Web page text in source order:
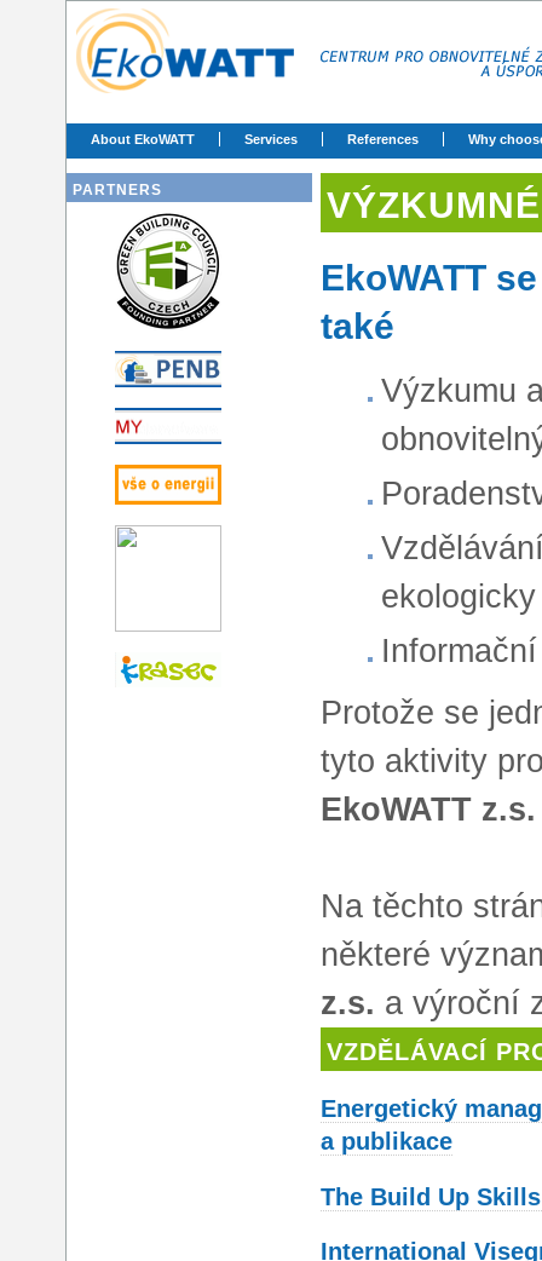
About EkoWATT Services References Why
PARTNERS
EkoWATT
také
Výzkumu
Protože se
tyto aktivity
EkoWATT z.s.
Na těchto
některé
z.s. a výroční
VZDĚLÁVACÍ
Energetický
a publikace
The Build Up
International